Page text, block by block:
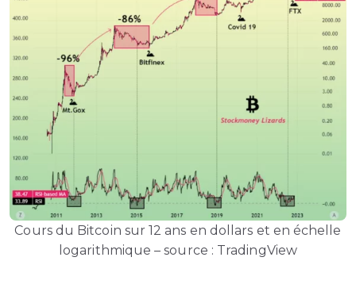
Cours du Bitcoin sur 12 ans en dollars et en échelle
logarithmique – source : TradingView